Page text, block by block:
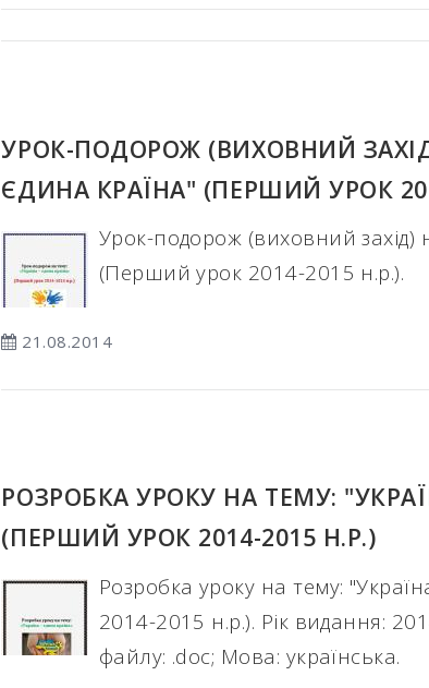
УРОК-ПОДОРОЖ (ВИХОВНИЙ
ЄДИНА КРАЇНА" (ПЕРШИЙ УРОК
Урок-подорож (виховний захід)
(Перший урок 2014-2015 н.р.).
21.08.2014
РОЗРОБКА УРОКУ НА ТЕМУ:
(ПЕРШИЙ УРОК 2014-2015 Н.Р.)
Розробка уроку на тему:
2014-2015 н.р.). Рік видання:
файлу: .doc; Мова: українська.